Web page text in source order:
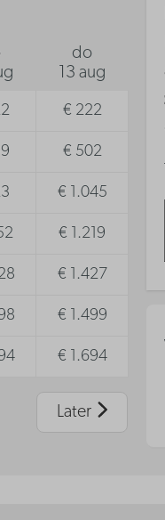
do
13 aug
€ 222
€ 502
€ 1.045
€ 1.219
€ 1.427
€ 1.499
€ 1.694
Later